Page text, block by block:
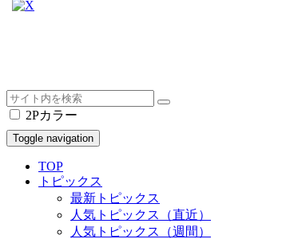
2Pカラー
Toggle navigation
TOP
トピックス
最新トピックス
人気トピックス（直近）
人気トピックス（週間）